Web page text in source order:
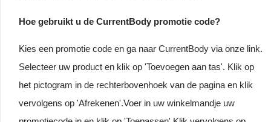
Hoe gebruikt u de CurrentBody promotie code?
Kies een promotie code en ga naar CurrentBody via onze link.
Selecteer uw product en klik op 'Toevoegen aan tas'. Klik op
het pictogram in de rechterbovenhoek van de pagina en klik
vervolgens op 'Afrekenen'.Voer in uw winkelmandje uw